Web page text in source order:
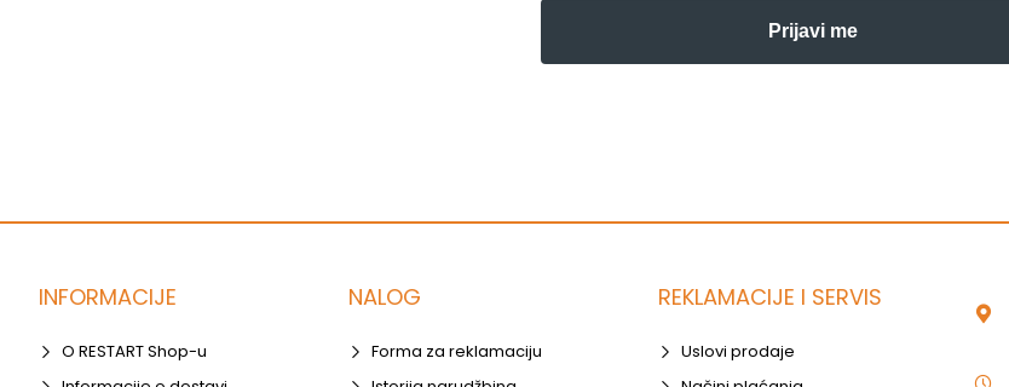
Prijavi me
INFORMACIJE
O RESTART Shop-u
NALOG
Forma za reklamaciju
REKLAMACIJE I SERVIS
Uslovi prodaje